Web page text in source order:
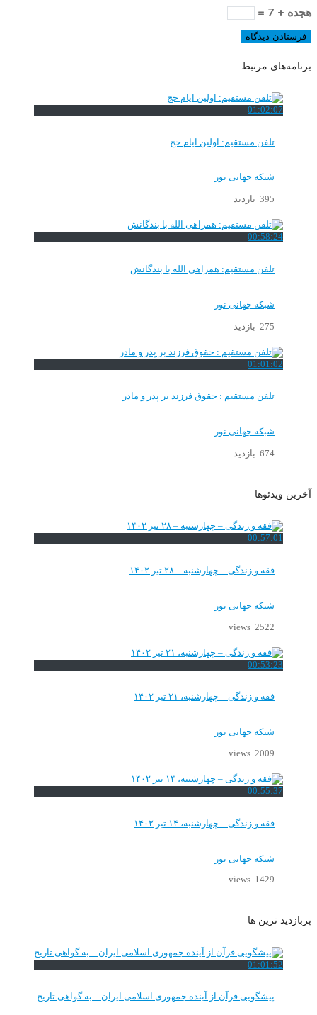
هجده + 7 =
برنامه‌های مرتبط
01:02:07
تلفن مستقیم: اولین ایام حج
شبکه جهانی نور
395 بازدید
00:58:24
تلفن مستقیم: همراهی الله با بندگانش
شبکه جهانی نور
275 بازدید
01:01:02
تلفن مستقیم : حقوق فرزند بر پدر و مادر
شبکه جهانی نور
674 بازدید
آخرین ویدئوها
00:57:01
فقه و زندگی – چهارشنبه – ۲۸ تیر ۱۴۰۲
شبکه جهانی نور
2522 views
00:53:23
فقه و زندگی – چهارشنبه، ۲۱ تیر ۱۴۰۲
شبکه جهانی نور
2009 views
00:55:37
فقه و زندگی – چهارشنبه، ۱۴ تیر ۱۴۰۲
شبکه جهانی نور
1429 views
پربازدید ترین ها
01:01:52
پیشگویی قرآن از آینده جمهوری اسلامی ایران – به گواهی تاریخ